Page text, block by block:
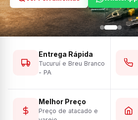
Entrega Rápida
Tucuruí e Breu Branco
- PA
Melhor Preço
Preço de atacado e